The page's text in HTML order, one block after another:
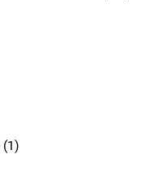
(1)